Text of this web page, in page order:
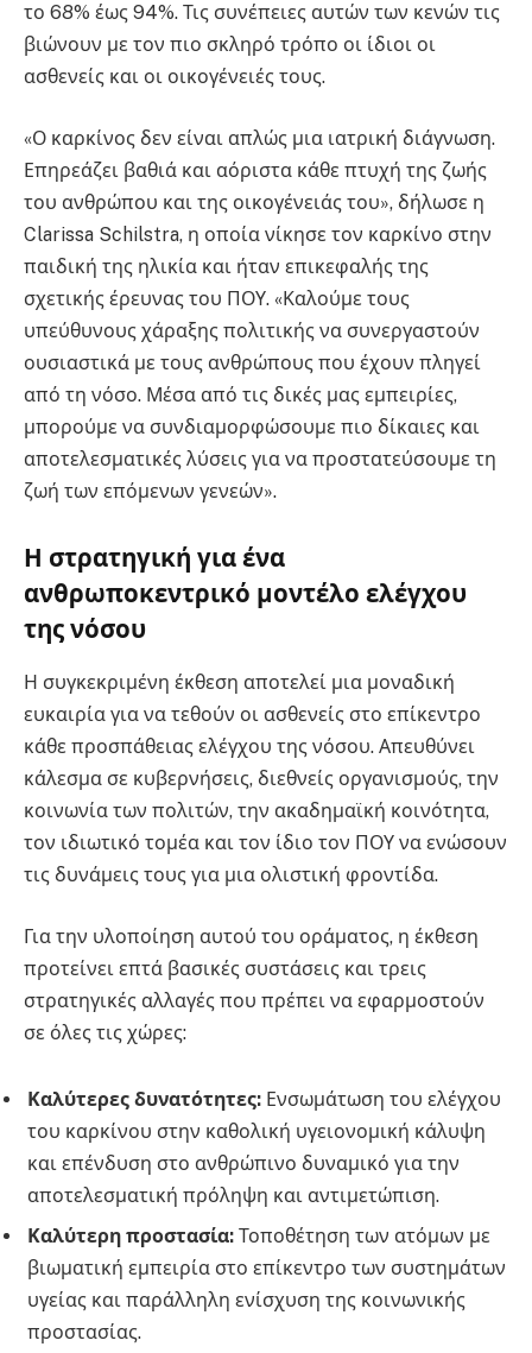
το 68% έως 94%. Τις συνέπειες αυτών των κενών τις
βιώνουν με τον πιο σκληρό τρόπο οι ίδιοι οι
ασθενείς και οι οικογένειές τους.
«Ο καρκίνος δεν είναι απλώς μια ιατρική διάγνωση.
Επηρεάζει βαθιά και αόριστα κάθε πτυχή της ζωής
του ανθρώπου και της οικογένειάς του», δήλωσε η
Clarissa Schilstra, η οποία νίκησε τον καρκίνο στην
παιδική της ηλικία και ήταν επικεφαλής της
σχετικής έρευνας του ΠΟΥ. «Καλούμε τους
υπεύθυνους χάραξης πολιτικής να συνεργαστούν
ουσιαστικά με τους ανθρώπους που έχουν πληγεί
από τη νόσο. Μέσα από τις δικές μας εμπειρίες,
μπορούμε να συνδιαμορφώσουμε πιο δίκαιες και
αποτελεσματικές λύσεις για να προστατεύσουμε τη
ζωή των επόμενων γενεών».
Η στρατηγική για ένα
ανθρωποκεντρικό μοντέλο ελέγχου
της νόσου
Η συγκεκριμένη έκθεση αποτελεί μια μοναδική
ευκαιρία για να τεθούν οι ασθενείς στο επίκεντρο
κάθε προσπάθειας ελέγχου της νόσου. Απευθύνει
κάλεσμα σε κυβερνήσεις, διεθνείς οργανισμούς, την
κοινωνία των πολιτών, την ακαδημαϊκή κοινότητα,
τον ιδιωτικό τομέα και τον ίδιο τον ΠΟΥ να ενώσουν
τις δυνάμεις τους για μια ολιστική φροντίδα.
Για την υλοποίηση αυτού του οράματος, η έκθεση
προτείνει επτά βασικές συστάσεις και τρεις
στρατηγικές αλλαγές που πρέπει να εφαρμοστούν
σε όλες τις χώρες:
Καλύτερες δυνατότητες: Ενσωμάτωση του ελέγχου
του καρκίνου στην καθολική υγειονομική κάλυψη
και επένδυση στο ανθρώπινο δυναμικό για την
αποτελεσματική πρόληψη και αντιμετώπιση.
Καλύτερη προστασία: Τοποθέτηση των ατόμων με
βιωματική εμπειρία στο επίκεντρο των συστημάτων
υγείας και παράλληλη ενίσχυση της κοινωνικής
προστασίας.